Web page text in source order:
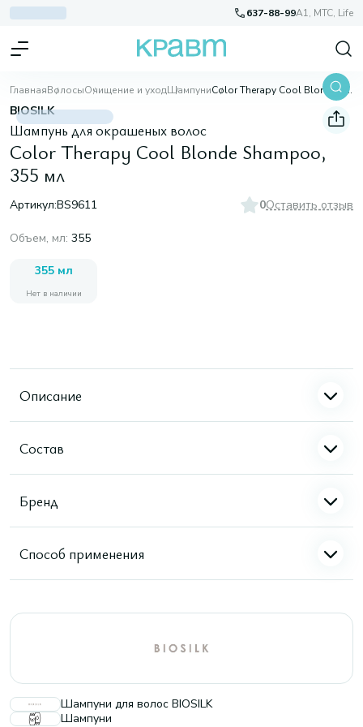
637-88-99A1, МТС, Life
ГлавнаяВолосыОчищение и уходШампуни Color Therapy Cool Blonde Shampoo, 355 мл
BIOSILK
Шампунь для окрашеных волос
Color Therapy Cool Blonde Shampoo,
355 мл
Артикул:BS9611 0Оставить отзыв
Объем, мл: 355
355 мл
Нет в наличии
Описание
Состав
Бренд
Способ применения
Шампуни для волос BIOSILK
Шампуни